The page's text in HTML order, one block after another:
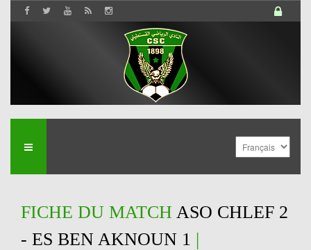
FICHE DU MATCH ASO CHLEF 2
- ES BEN AKNOUN 1 |